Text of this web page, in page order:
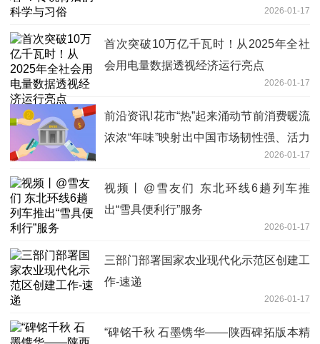
2026-01-17
首次突破10万亿千瓦时！从2025年全社
会用电量数据透视经济运行亮点
2026-01-17
前沿资讯!花市“热”起来涌动节前消费暖流
浓浓“年味”映射出中国市场韧性强、活力
2026-01-17
视频丨@雪友们 东北环线6趟列车推
出“雪具便利行”服务
2026-01-17
三部门部署国家农业现代化示范区创建工
作-速递
2026-01-17
“碑铭千秋 石墨镌华——陕西碑拓版本精